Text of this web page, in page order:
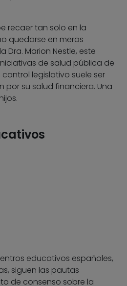
recaer tan solo en la
quedarse en meras
Dra. Marion Nestle, este
de salud pública de
legislativo suele ser
su salud financiera. Una
educativos españoles,
siguen las pautas
de consenso sobre la